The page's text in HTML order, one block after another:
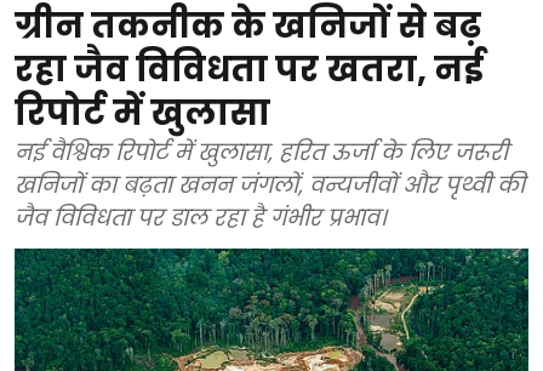
ग्रीन तकनीक के खनिजों से बढ़
रहा जैव विविधता पर खतरा, नई
रिपोर्ट में खुलासा
नई वैश्विक रिपोर्ट में खुलासा, हरित ऊर्जा के लिए जरूरी
खनिजों का बढ़ता खनन जंगलों, वन्यजीवों और पृथ्वी की
जैव विविधता पर डाल रहा है गंभीर प्रभाव।